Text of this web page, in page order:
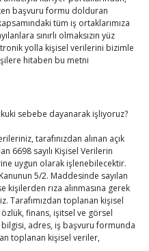
başvuru formu dolduran
tüm iş ortaklarımıza
sınırlı olmaksızın yüz
yolla kişisel verilerini bizimle
hitaben bu metni
sebebe dayanarak işliyoruz?
tarafınızdan alınan açık
6698 sayılı Kişisel Verilerin
uygun olarak işlenebilecektir.
5/2. Maddesinde sayılan
rıza alınmasına gerek
Tarafımızdan toplanan kişisel
finans, işitsel ve görsel
adres, iş başvuru formunda
toplanan kişisel veriler,
/ Borsa Meclis Üyeleri
ziyaret etti
C C
P
1
2
7 8
9